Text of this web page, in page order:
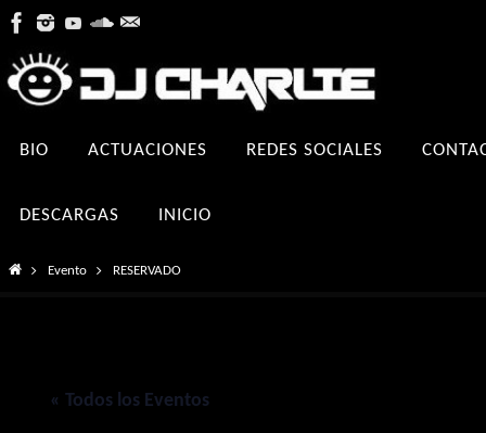
contenido
BIO ACTUACIONES REDES SOCIALES
DESCARGAS INICIO
InicioEvento RESERVADO
« Todos los Eventos